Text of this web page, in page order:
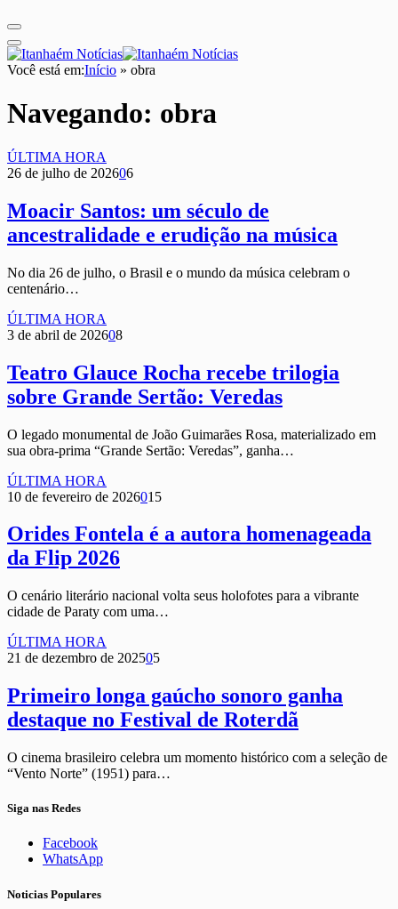
Você está em:Início » obra
Navegando: obra
ÚLTIMA HORA
26 de julho de 202606
Moacir Santos: um século de
ancestralidade e erudição na música
No dia 26 de julho, o Brasil e o mundo da música celebram o
centenário…
ÚLTIMA HORA
3 de abril de 202608
Teatro Glauce Rocha recebe trilogia
sobre Grande Sertão: Veredas
O legado monumental de João Guimarães Rosa, materializado em
sua obra-prima “Grande Sertão: Veredas”, ganha…
ÚLTIMA HORA
10 de fevereiro de 2026015
Orides Fontela é a autora homenageada
da Flip 2026
O cenário literário nacional volta seus holofotes para a vibrante
cidade de Paraty com uma…
ÚLTIMA HORA
21 de dezembro de 202505
Primeiro longa gaúcho sonoro ganha
destaque no Festival de Roterdã
O cinema brasileiro celebra um momento histórico com a seleção de
“Vento Norte” (1951) para…
Siga nas Redes
Facebook
WhatsApp
Noticias Populares